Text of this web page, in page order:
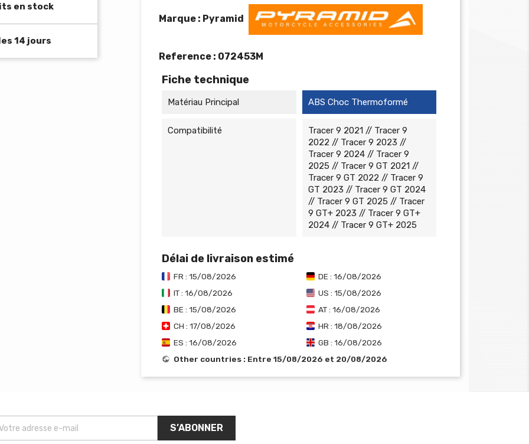
en stock
14 jours
Marque : Pyramid
Reference : 072453M
Fiche technique
Matériau Principal ABS Choc Thermoformé
Compatibilité
Tracer 9 2021 // Tracer 9
2022 // Tracer 9 2023 //
Tracer 9 2024 // Tracer 9
2025 // Tracer 9 GT 2021 //
Tracer 9 GT 2022 // Tracer 9
GT 2023 // Tracer 9 GT 2024
// Tracer 9 GT 2025 // Tracer
9 GT+ 2023 // Tracer 9 GT+
2024 // Tracer 9 GT+ 2025
Délai de livraison estimé
FR : 15/08/2026
DE : 16/08/2026
IT : 16/08/2026
US : 15/08/2026
BE : 15/08/2026
AT : 16/08/2026
CH : 17/08/2026
HR : 18/08/2026
ES : 16/08/2026
GB : 16/08/2026
Other countries : Entre 15/08/2026 et 20/08/2026